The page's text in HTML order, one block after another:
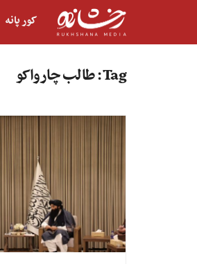
کور پانه
Tag: طالب چارواکو